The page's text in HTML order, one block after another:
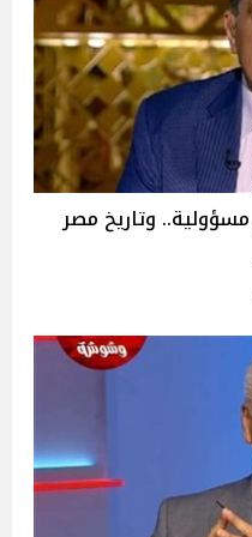
مسؤولية.. وتاريخ مصر